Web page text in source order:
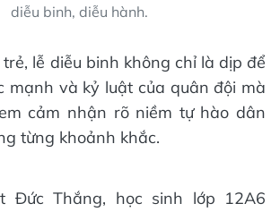
diễu binh, diễu hành.
lễ diễu binh không chỉ là dịp để
mạnh và kỷ luật của quân đội mà
cảm nhận rõ niềm tự hào dân
từng khoảnh khắc.
Đức Thắng, học sinh lớp 12A6